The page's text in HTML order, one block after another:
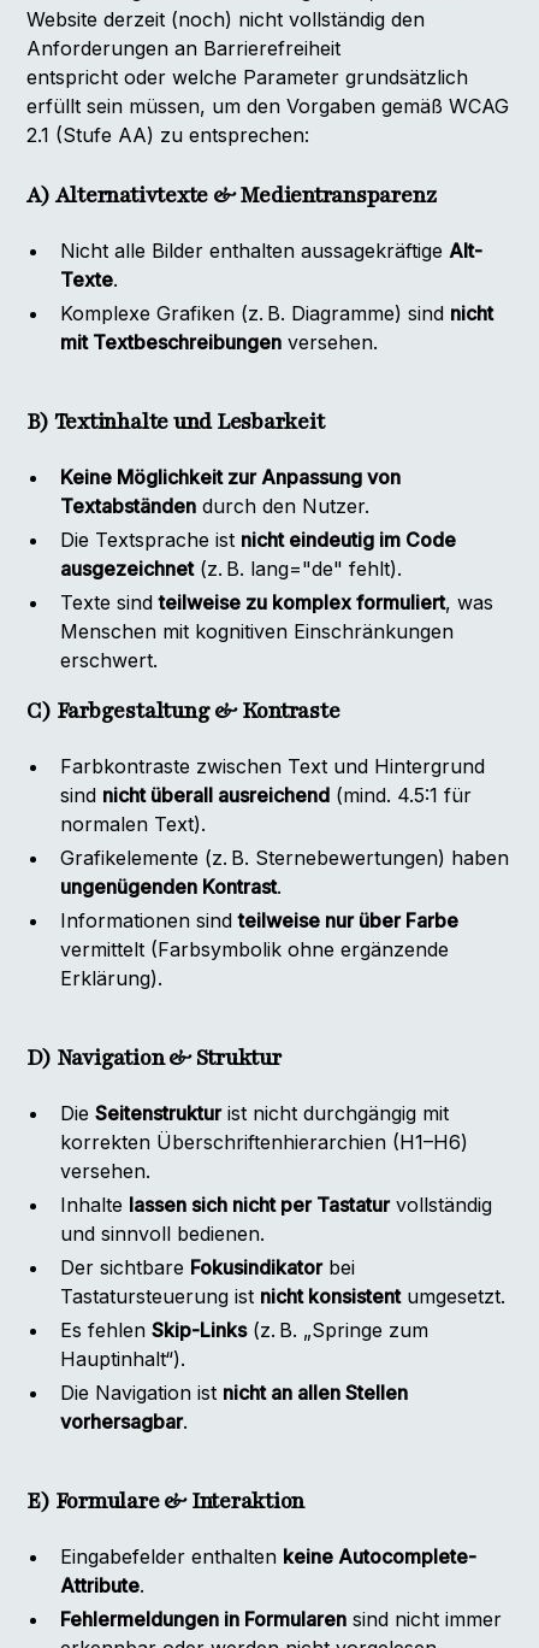
Website derzeit (noch) nicht vollständig den
Anforderungen an Barrierefreiheit
entspricht oder welche Parameter grundsätzlich
erfüllt sein müssen, um den Vorgaben gemäß WCAG
2.1 (Stufe AA) zu entsprechen:
A) Alternativtexte & Medientransparenz
Nicht alle Bilder enthalten aussagekräftigeAlt-
Texte.
Komplexe Grafiken (z. B. Diagramme) sind nicht
mit Textbeschreibungen versehen.
B) Textinhalte und Lesbarkeit
Keine Möglichkeit zur Anpassung von
Textabständen durch den Nutzer.
Die Textsprache ist nicht eindeutig im Code
ausgezeichnet(z. B. lang="de" fehlt).
Texte sindteilweise zu komplex formuliert, was
Menschen mit kognitiven Einschränkungen
erschwert.
C) Farbgestaltung & Kontraste
Farbkontraste zwischen Text und Hintergrund
sind nicht überall ausreichend (mind. 4.5:1 für
normalen Text).
Grafikelemente (z. B. Sternebewertungen) haben
ungenügenden Kontrast.
Informationen sindteilweise nur über Farbe
vermittelt (Farbsymbolik ohne ergänzende
Erklärung).
D) Navigation & Struktur
DieSeitenstrukturist nicht durchgängig mit
korrekten Überschriftenhierarchien (H1–H6)
versehen.
Inhalte lassen sich nicht per Tastaturvollständig
und sinnvoll bedienen.
Der sichtbare Fokusindikatorbei
Tastatursteuerung ist nicht konsistentumgesetzt.
Es fehlenSkip-Links(z. B. „Springe zum
Hauptinhalt“).
Die Navigation ist nicht an allen Stellen
vorhersagbar.
E) Formulare & Interaktion
Eingabefelder enthalten keine Autocomplete-
Attribute.
Fehlermeldungen in Formularen sind nicht immer